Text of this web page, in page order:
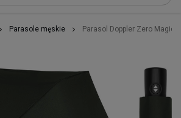
Parasole męskie Parasol Doppler Zero Magic